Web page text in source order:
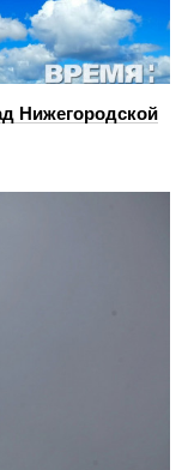
Нижегородской